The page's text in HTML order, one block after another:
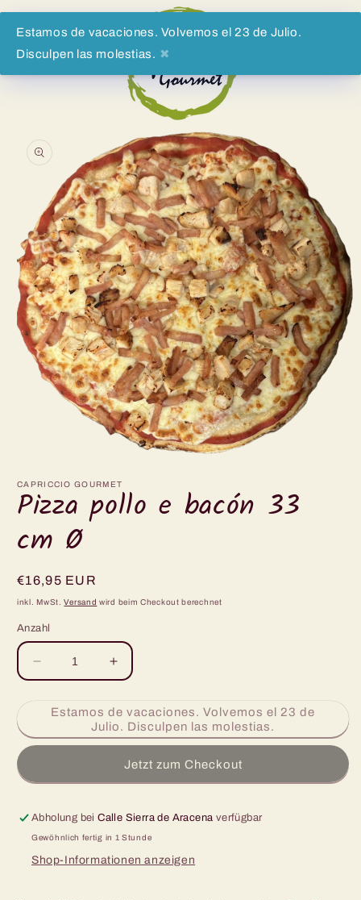
Estamos de vacaciones. Volvemos el 23 de Julio.
Disculpen las molestias. ✖
Inhalt
in
Modal
öffnen
CAPRICCIO GOURMET
Pizza pollo e bacón 33
cm Ø
Normaler
Preis
€16,95 EUR
inkl. MwSt.Versand wird beim Checkout berechnet
Anzahl
Verringere
die
für
Pizza
bacón
cm
Ø
Erhöhe
die
für
Pizza
bacón
cm
Ø
Estamos de vacaciones. Volvemos el 23 de
Julio. Disculpen las molestias.
Jetzt zum Checkout
Abholung beiCalle Sierra de Aracena verfügbar
Gewöhnlich fertig in 1 Stunde
Shop-Informationen anzeigen